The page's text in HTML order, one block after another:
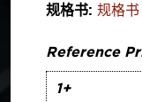
规格书: 规格书
Reference
1+